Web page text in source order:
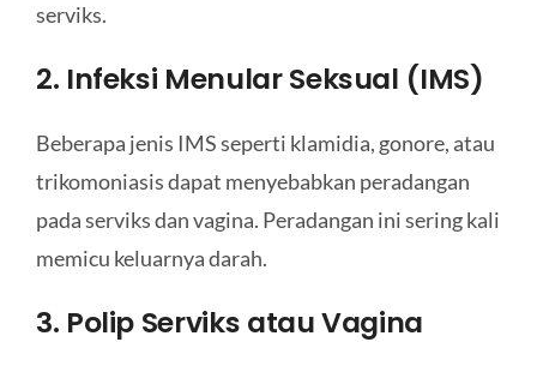
serviks.
2. Infeksi Menular Seksual (IMS)
Beberapa jenis IMS seperti klamidia, gonore, atau
trikomoniasis dapat menyebabkan peradangan
pada serviks dan vagina. Peradangan ini sering kali
memicu keluarnya darah.
3. Polip Serviks atau Vagina